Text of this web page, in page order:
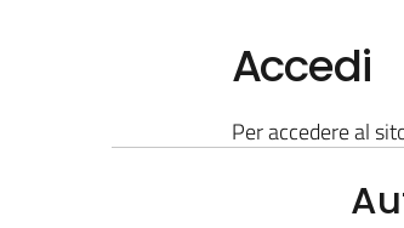
Accedi
Per accedere al